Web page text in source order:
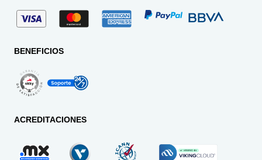
BENEFICIOS
ACREDITACIONES